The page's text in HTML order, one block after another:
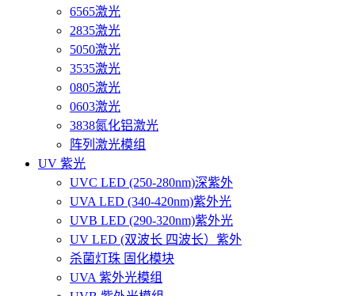
6565激光
2835激光
5050激光
3535激光
0805激光
0603激光
3838氮化铝激光
阵列激光模组
UV 紫光
UVC LED (250-280nm)深紫外
UVA LED (340-420nm)紫外光
UVB LED (290-320nm)紫外光
UV LED (双波长 四波长）紫外
杀菌灯珠 固化模块
UVA 紫外光模组